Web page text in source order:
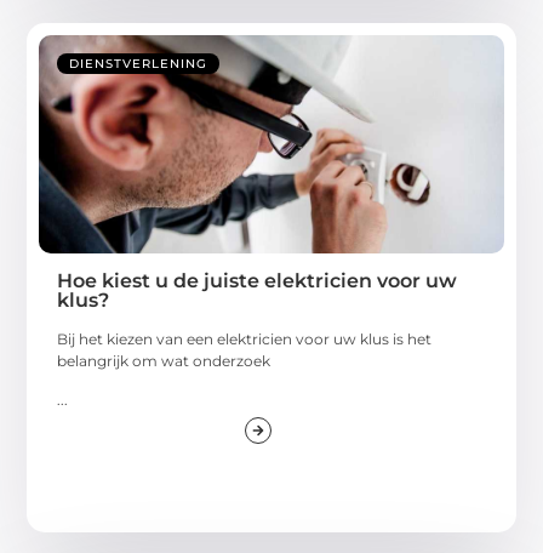
DIENSTVERLENING
Hoe kiest u de juiste elektricien voor uw
klus?
Bij het kiezen van een elektricien voor uw klus is het
belangrijk om wat onderzoek
...